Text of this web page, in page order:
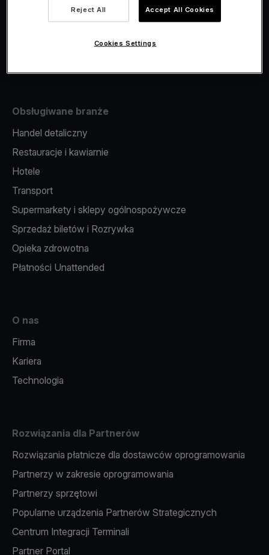
Fiskalizacja
Obsługiwane branże
Handel detaliczny
Restauracje i kawiarnie
Hotele
Transport
Supermarkety i sklepy ogólnospożywcze
Sprzedaż biletów i Rozrywka
Opieka zdrowotna
Płatności Unattended
O nas
Firma
Kariera
Technologia
Rozwiązania dla Partnerów
Rozwiązania płatnicze dla dostawców oprogramowania
Partnerzy w zakresie oprogramowania
Partnerzy sprzętowi
Popularne urządzenia Partnerów Strategicznych
Centrum Integracji Terminali
Partner Portal
Reject All Accept All Cookies
Cookies Settings